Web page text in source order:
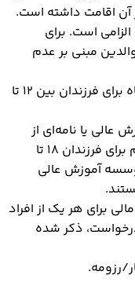
بیش از 6 ماه در آن اقامت داشته است.
سال به بالا الزامی است. برای
والدین مبنی بر عدم
توصیه‌نامه از مدیر مدرسه/دانشگاه برای فرزندان بین ۱۲ تا
یا نامه‌ای از
مرجع ذی‌صلاح مبنی بر تایید ثبت‌نام برای فرزندان ۱۸ تا
آموزش عالی
برای هر یک از افراد
در درخواست، ذکر شده
رزومه.